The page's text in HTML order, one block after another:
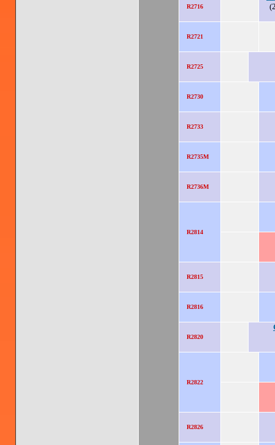
R2716
R2721
R2725
R2730
R2733
R2735M
R2736M
R2814
R2815
R2816
R2820
R2822
R2826